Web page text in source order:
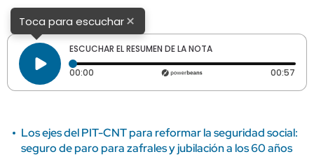
Toca para escuchar×
ESCUCHAR EL RESUMEN DE LA NOTA
00:00 Tiempo transcurrido: 0 segundos 00:57
Los ejes del PIT-CNT para reformar la seguridad social:
seguro de paro para zafrales y jubilación a los 60 años